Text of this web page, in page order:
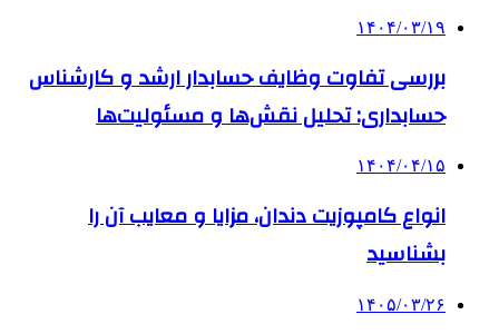
۱۴۰۴/۰۳/۱۹
بررسی تفاوت وظایف حسابدار ارشد و کارشناس
حسابداری: تحلیل نقش‌ها و مسئولیت‌ها
۱۴۰۴/۰۴/۱۵
انواع کامپوزیت دندان، مزایا و معایب آن را
بشناسید
۱۴۰۵/۰۳/۲۶